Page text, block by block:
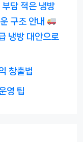
부담 적은 냉방
구조 안내
냉방 대안으로
창출법
영 팁